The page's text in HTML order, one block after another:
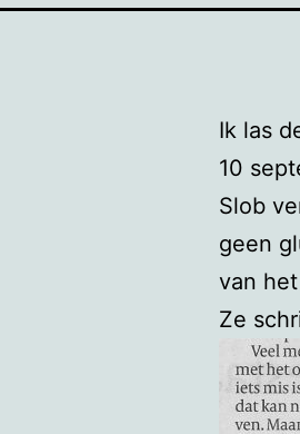
Ik las
10
Slob
geen
van
Ze